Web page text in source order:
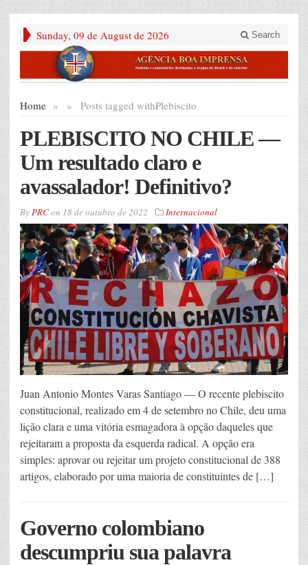
Sunday, 09 de August de 2026 Search
Home » Posts tagged with
» Plebiscito
PLEBISCITO NO CHILE —
Um resultado claro e
avassalador! Definitivo?
ByPRCon 18 de outubro de 2022 Internacional
Juan Antonio Montes Varas Santiago — O recente plebiscito
constitucional, realizado em 4 de setembro no Chile, deu uma
lição clara e uma vitória esmagadora à opção daqueles que
rejeitaram a proposta da esquerda radical. A opção era
simples: aprovar ou rejeitar um projeto constitucional de 388
artigos, elaborado por uma maioria de constituintes de […]
Governo colombiano
descumpriu sua palavra